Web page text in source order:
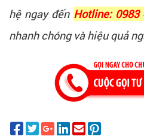
hệ ngay đến Hotline: 0983
nhanh chóng và hiệu quả